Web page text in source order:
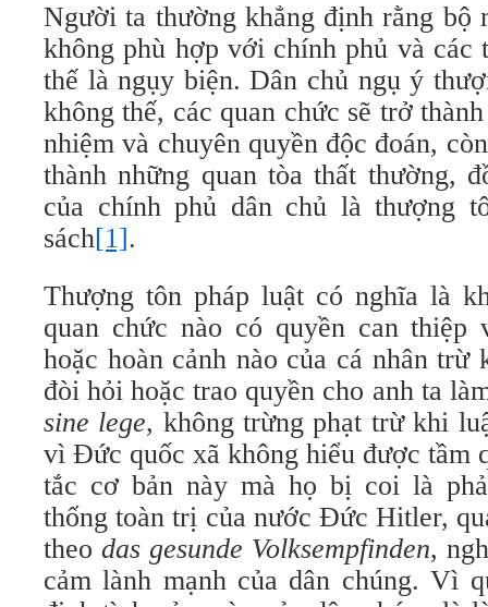
Người ta thường khẳng định rằng bộ
không phù hợp với chính phủ và các
thế là ngụy biện. Dân chủ ngụ ý
không thế, các quan chức sẽ trở
nhiệm và chuyên quyền độc đoán,
thành những quan tòa thất thường,
của chính phủ dân chủ là thượng
sách[1].
Thượng tôn pháp luật có nghĩa là
quan chức nào có quyền can
hoặc hoàn cảnh nào của cá nhân
đòi hỏi hoặc trao quyền cho anh ta
sine lege, không trừng phạt trừ khi
vì Đức quốc xã không hiểu được tầm
tắc cơ bản này mà họ bị coi là
thống toàn trị của nước Đức Hitler,
theo das gesunde Volksempfinden,
cảm lành mạnh của dân chúng. Vì